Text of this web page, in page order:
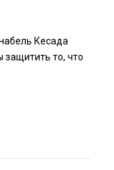
Кесада
защитить то, что